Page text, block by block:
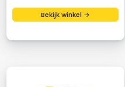
Bekijk winkel →